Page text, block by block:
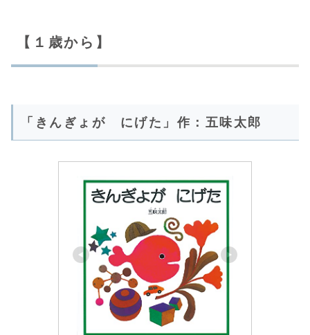
【１歳から】
「きんぎょが にげた」作：五味太郎